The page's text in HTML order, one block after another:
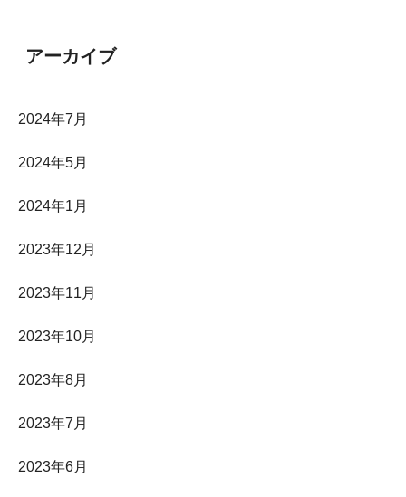
アーカイブ
2024年7月
2024年5月
2024年1月
2023年12月
2023年11月
2023年10月
2023年8月
2023年7月
2023年6月